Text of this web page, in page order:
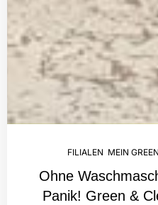
FILIALEN MEIN
Ohne
Panik! Green &